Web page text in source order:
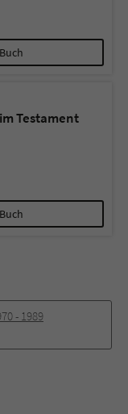
Testament
-­ 1989